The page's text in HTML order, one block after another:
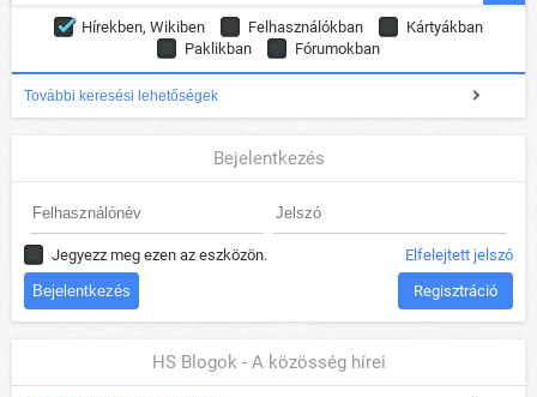
Hírekben, Wikiben Felhasználókban
Kártyákban
Paklikban
Fórumokban
További keresési lehetőségek
Bejelentkezés
Jegyezz meg ezen az eszközön. Elfelejtett jelszó
Regisztráció
HS Blogok - A közösség hírei